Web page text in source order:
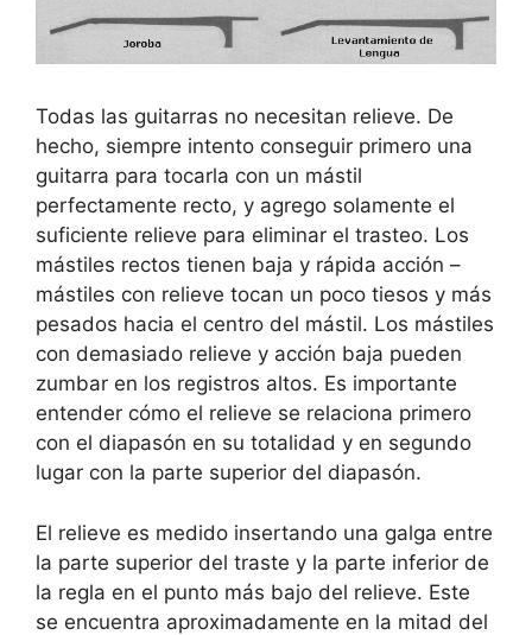
Todas las guitarras no necesitan relieve. De
hecho, siempre intento conseguir primero una
guitarra para tocarla con un mástil
perfectamente recto, y agrego solamente el
suficiente relieve para eliminar el trasteo. Los
mástiles rectos tienen baja y rápida acción –
mástiles con relieve tocan un poco tiesos y más
pesados hacia el centro del mástil. Los mástiles
con demasiado relieve y acción baja pueden
zumbar en los registros altos. Es importante
entender cómo el relieve se relaciona primero
con el diapasón en su totalidad y en segundo
lugar con la parte superior del diapasón.
El relieve es medido insertando una galga entre
la parte superior del traste y la parte inferior de
la regla en el punto más bajo del relieve. Este
se encuentra aproximadamente en la mitad del